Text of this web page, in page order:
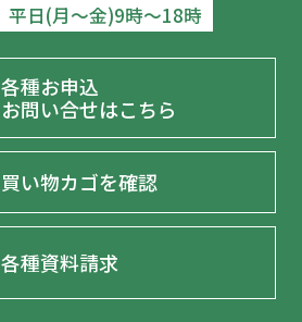
平日(月～金)9時～18時
各種お申込
お問い合せはこちら
買い物カゴを確認
各種資料請求